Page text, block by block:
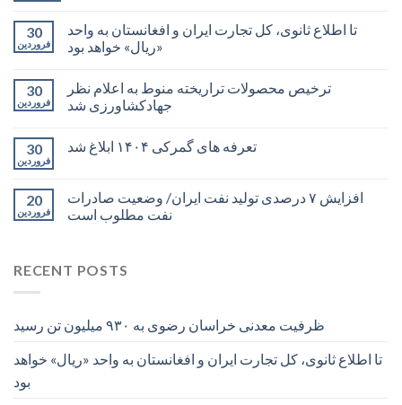
30
فروردین
تا اطلاع ثانوی، کل تجارت ایران و افغانستان به واحد
«ریال» خواهد بود
30
فروردین
ترخیص محصولات تراریخته منوط به اعلام نظر
جهادکشاورزی شد
30
فروردین
تعرفه های گمرکی ۱۴۰۴ ابلاغ شد
20
فروردین
افزایش ۷ درصدی تولید نفت ایران/ وضعیت صادرات
نفت مطلوب است
RECENT POSTS
ظرفیت معدنی خراسان رضوی به ۹۳۰ میلیون تن رسید
تا اطلاع ثانوی، کل تجارت ایران و افغانستان به واحد «ریال» خواهد
بود